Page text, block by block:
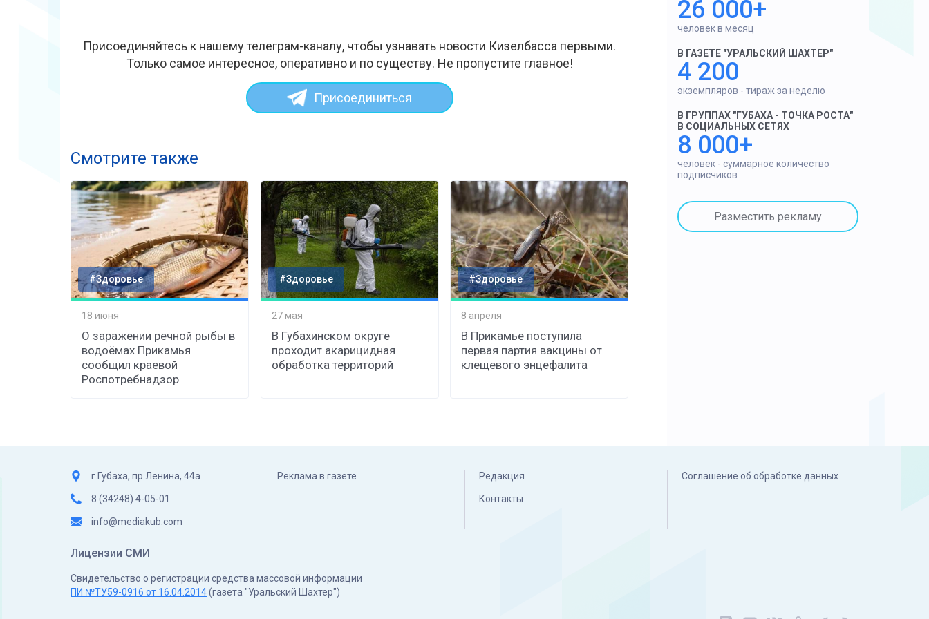
Присоединяйтесь к нашему телеграм-каналу, чтобы узнавать новости Кизелбасса первыми.
Только самое интересное, оперативно и по существу. Не пропустите главное!
Присоединиться
Смотрите также
#Здоровье
18 июня
О заражении речной рыбы в
водоёмах Прикамья
сообщил краевой
Роспотребнадзор
#Здоровье
27 мая
В Губахинском округе
проходит акарицидная
обработка территорий
#Здоровье
8 апреля
В Прикамье поступила
первая партия вакцины от
клещевого энцефалита
26 000+
человек в месяц
В ГАЗЕТЕ "УРАЛЬСКИЙ ШАХТЕР"
4 200
экземпляров - тираж за неделю
В ГРУППАХ "ГУБАХА - ТОЧКА РОСТА"
В СОЦИАЛЬНЫХ СЕТЯХ
8 000+
человек - суммарное количество
подписчиков
Разместить рекламу
г.Губаха, пр.Ленина, 44а
8 (34248) 4-05-01
info@mediakub.com
Реклама в газете Редакция
Контакты
Соглашение об обработке данных
Лицензии СМИ
Свидетельство о регистрации средства массовой информации
ПИ №ТУ59-0916 от 16.04.2014(газета "Уральский Шахтер")